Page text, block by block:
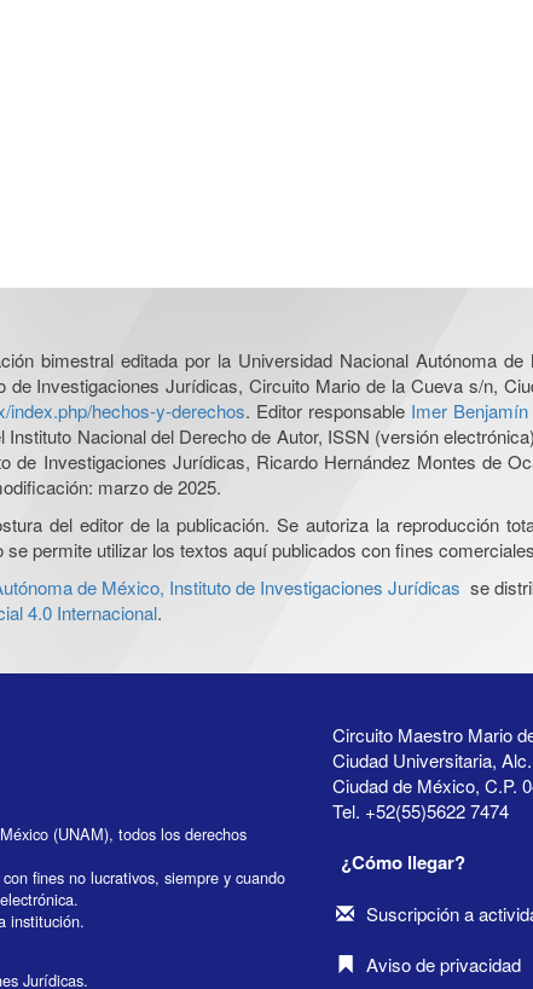
bimestral editada por la Universidad Nacional Autónoma de
Investigaciones Jurídicas, Circuito Mario de la Cueva s/n,
index.php/hechos-y-derechos. Editor responsable Imer
Nacional del Derecho de Autor, ISSN (versión
de Investigaciones Jurídicas, Ricardo Hernández Montes de
marzo de 2025.
del editor de la publicación. Se autoriza la reproducción
permite utilizar los textos aquí publicados con fines
de México, Instituto de Investigaciones Jurídicas se
4.0 Internacional.
(UNAM), todos los derechos
fines no lucrativos, siempre y cuando
institución.
Jurídicas.
Circuito Maestro Mario
Ciudad Universitaria,
Ciudad de México, C.P.
Tel. +52(55)5622 7474
¿Cómo llegar?
Suscripción a
Aviso de privacidad